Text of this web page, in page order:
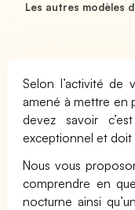
Les autres modèles
Selon l’activité de
amené à mettre en
devez savoir
exceptionnel et doit
Nous vous
comprendre en
nocturne ainsi